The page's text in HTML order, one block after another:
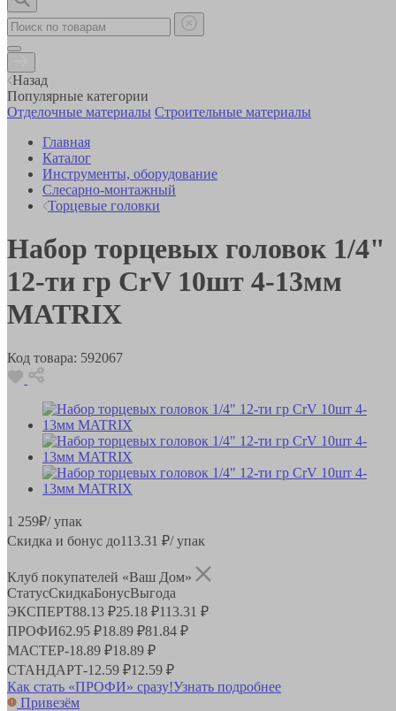
Назад
Популярные категории
Отделочные материалы Строительные материалы
Главная
Каталог
Инструменты, оборудование
Слесарно-монтажный
Торцевые головки
Набор торцевых головок 1/4"
12-ти гр CrV 10шт 4-13мм
MATRIX
Код товара: 592067
1 259₽/ упак
Скидка и бонус до113.31 ₽/ упак
Клуб покупателей «Ваш Дом»
СтатусСкидкаБонусВыгода
ЭКСПЕРТ88.13 ₽25.18 ₽113.31 ₽
ПРОФИ62.95 ₽18.89 ₽81.84 ₽
МАСТЕР-18.89 ₽18.89 ₽
СТАНДАРТ-12.59 ₽12.59 ₽
Как стать «ПРОФИ» сразу!Узнать подробнее
Привезём